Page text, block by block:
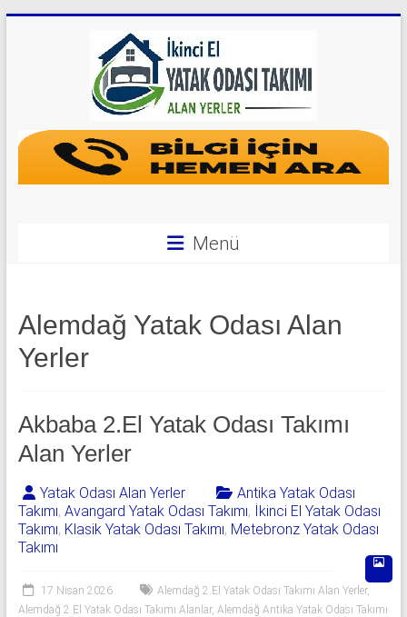
Yatak
Odası
|
0
541
06
06
|
Yıldız
Spot
Menü
Alemdağ Yatak Odası Alan
Yerler
Akbaba 2.El Yatak Odası Takımı
Alan Yerler
Yatak Odası Alan Yerler
Antika Yatak Odası
Takımı, Avangard Yatak Odası Takımı, İkinci El Yatak Odası
Takımı, Klasik Yatak Odası Takımı, Metebronz Yatak Odası
Takımı
17 Nisan 2026 Alemdağ 2.El Yatak Odası Takımı Alan Yerler,
Alemdağ 2.El Yatak Odası Takımı Alanlar, Alemdağ Antika Yatak Odası Takımı